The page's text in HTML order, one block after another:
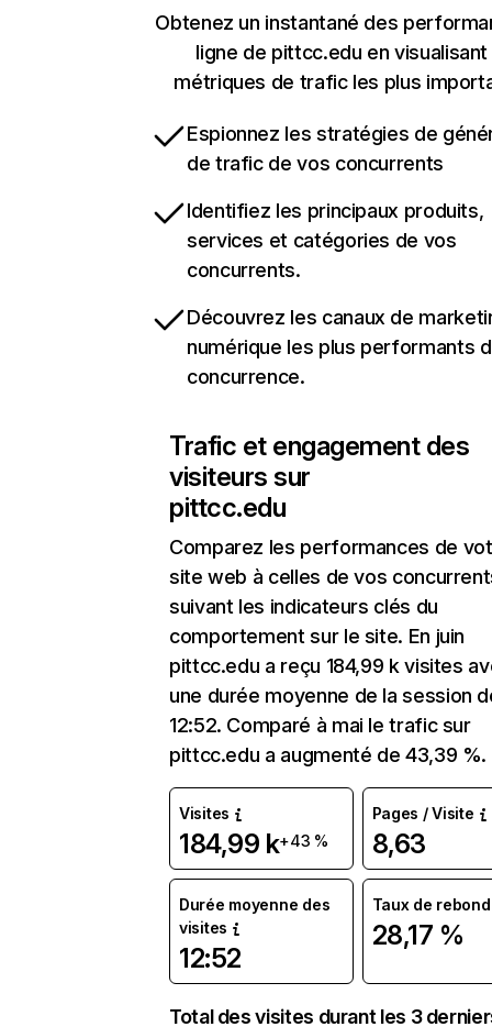
Obtenez un instantané des
ligne de pittcc.edu en visualisant
métriques de trafic les plus
Espionnez les stratégies de
de trafic de vos concurrents
Identifiez les principaux produits,
services et catégories de vos
concurrents.
Découvrez les canaux de
numérique les plus performants
concurrence.
Trafic et engagement des
visiteurs sur
pittcc.edu
Comparez les performances de
site web à celles de vos
suivant les indicateurs clés du
comportement sur le site. En juin
pittcc.edu a reçu 184,99 k visites
une durée moyenne de la session
12:52. Comparé à mai le trafic sur
pittcc.edu a augmenté de 43,39 %.
Visites
184,99 k+43 %
Pages / Visite
8,63
Durée moyenne des
visites
12:52
Taux de rebond
28,17 %
Total des visites durant les 3